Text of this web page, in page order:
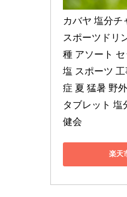
カバヤ 塩分チ
スポーツドリ
種 アソート
塩 スポーツ
症 夏 猛暑 野
タブレット 塩
健会
楽天